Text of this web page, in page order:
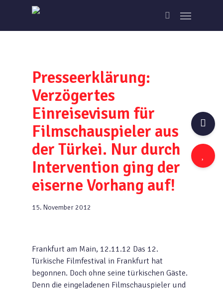
main
search
Menu
Presseerklärung:
Verzögertes
Einreisevisum für
Filmschauspieler aus
der Türkei. Nur durch
Intervention ging der
eiserne Vorhang auf!
15. November 2012
Frankfurt am Main, 12.11.12 Das 12.
Türkische Filmfestival in Frankfurt hat
begonnen. Doch ohne seine türkischen Gäste.
Denn die eingeladenen Filmschauspieler und